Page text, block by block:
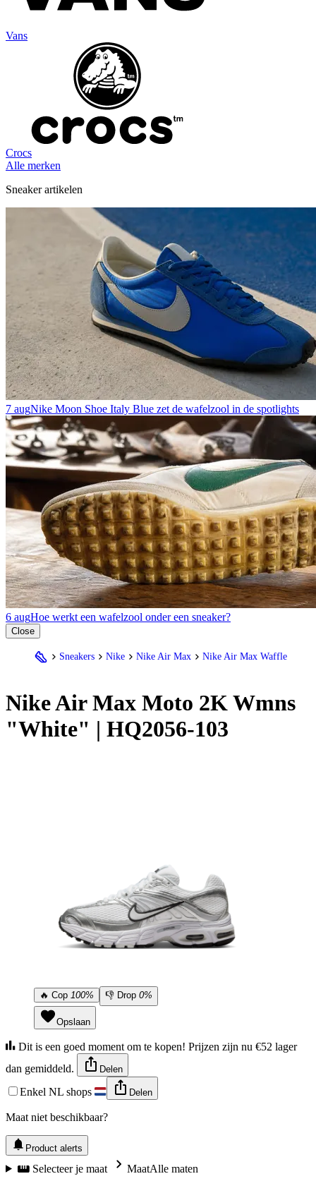
Vans
Crocs
Alle merken
Sneaker artikelen
7 augNike Moon Shoe Italy Blue zet de wafelzool in de spotlights
6 augHoe werkt een wafelzool onder een sneaker?
Close
Sneakers Nike Nike Air Max Nike Air Max Waffle
NikeAir Max Moto 2K Wmns
"White" | HQ2056-103
🔥 Cop 100% 👎 Drop 0%
Opslaan
Dit is een goed moment om te kopen! Prijzen zijn nu €52 lager
dan gemiddeld.
Delen
Enkel NL shops Delen
Maat niet beschikbaar?
Product alerts
Selecteer je maat MaatAlle maten